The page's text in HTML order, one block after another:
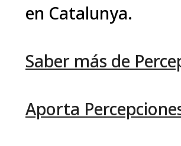
en Catalunya.
Saber más de
Aporta